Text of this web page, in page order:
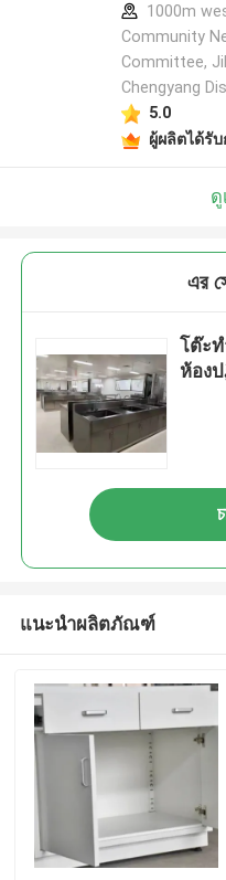
1000m
Community
Committee,
Chengyang
5.0
ผู้ผลิตได้รั
ดู
এর
โต๊ะ
ห้อง
แนะนำผลิตภัณฑ์